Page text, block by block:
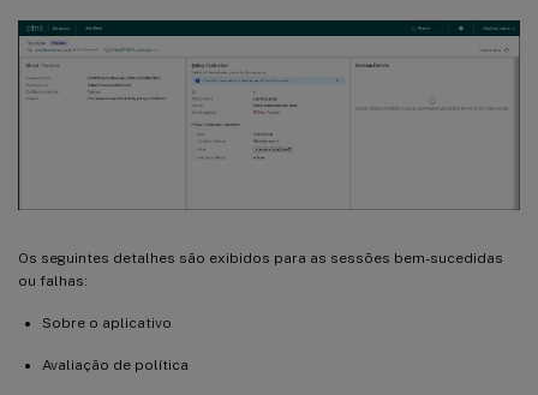
Os seguintes detalhes são exibidos para as sessões bem-sucedidas
ou falhas:
Sobre o aplicativo
Avaliação de política